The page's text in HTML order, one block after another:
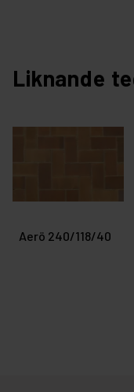
Liknande
Aerö 240/118/40